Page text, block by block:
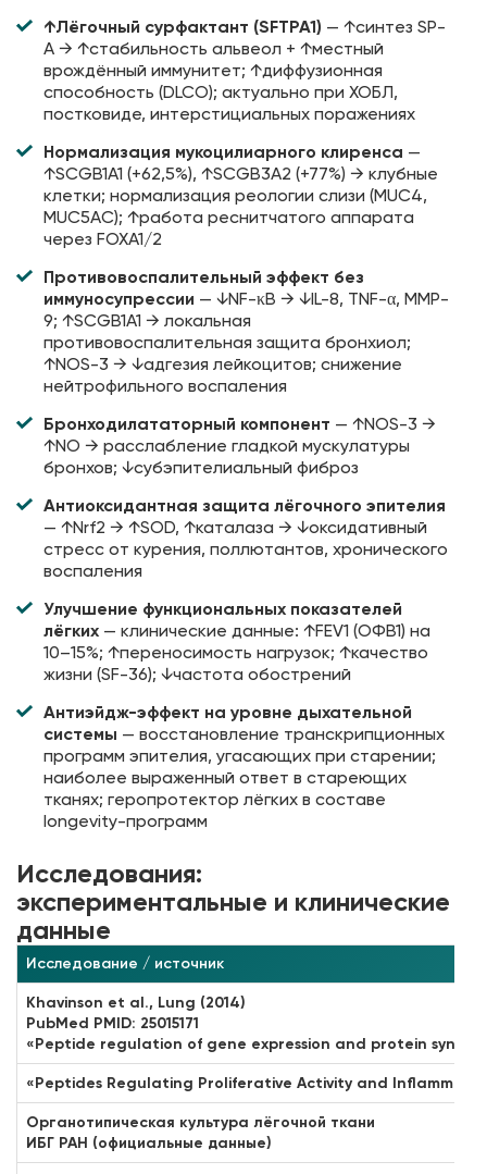
↑Лёгочный сурфактант (SFTPA1) — ↑синтез SP-
A → ↑стабильность альвеол + ↑местный
врождённый иммунитет; ↑диффузионная
способность (DLCO); актуально при ХОБЛ,
постковиде, интерстициальных поражениях
Нормализация мукоцилиарного клиренса —
↑SCGB1A1 (+62,5%), ↑SCGB3A2 (+77%) → клубные
клетки; нормализация реологии слизи (MUC4,
MUC5AC); ↑работа реснитчатого аппарата
через FOXA1/2
Противовоспалительный эффект без
иммуносупрессии — ↓NF-κB → ↓IL-8, TNF-α, MMP-
9; ↑SCGB1A1 → локальная
противовоспалительная защита бронхиол;
↑NOS-3 → ↓адгезия лейкоцитов; снижение
нейтрофильного воспаления
Бронходилататорный компонент — ↑NOS-3 →
↑NO → расслабление гладкой мускулатуры
бронхов; ↓субэпителиальный фиброз
Антиоксидантная защита лёгочного эпителия
— ↑Nrf2 → ↑SOD, ↑каталаза → ↓оксидативный
стресс от курения, поллютантов, хронического
воспаления
Улучшение функциональных показателей
лёгких — клинические данные: ↑FEV1 (ОФВ1) на
10–15%; ↑переносимость нагрузок; ↑качество
жизни (SF-36); ↓частота обострений
Антиэйдж-эффект на уровне дыхательной
системы — восстановление транскрипционных
программ эпителия, угасающих при старении;
наиболее выраженный ответ в стареющих
тканях; геропротектор лёгких в составе
longevity-программ
Исследования:
экспериментальные и клинические
данные
Исследование / источник
Khavinson et al., Lung (2014)
PubMed PMID: 25015171
«Peptide regulation of gene expression and protein
«Peptides Regulating Proliferative Activity and
Органотипическая культура лёгочной ткани
ИБГ РАН (официальные данные)